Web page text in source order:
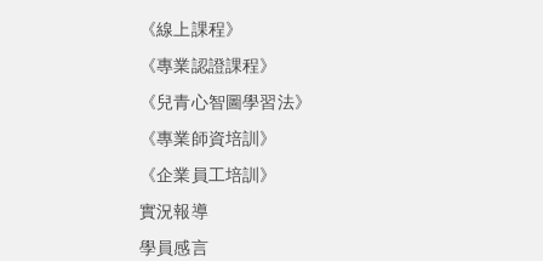
《線上課程》
《專業認證課程》
《兒青心智圖學習法》
《專業師資培訓》
《企業員工培訓》
實況報導
學員感言